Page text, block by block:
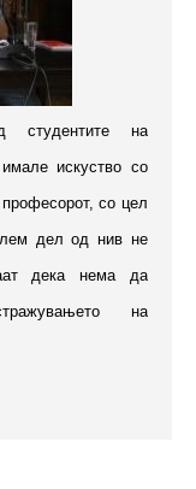
студентите на
искуство со
со цел
дел од нив не
дека нема да
на